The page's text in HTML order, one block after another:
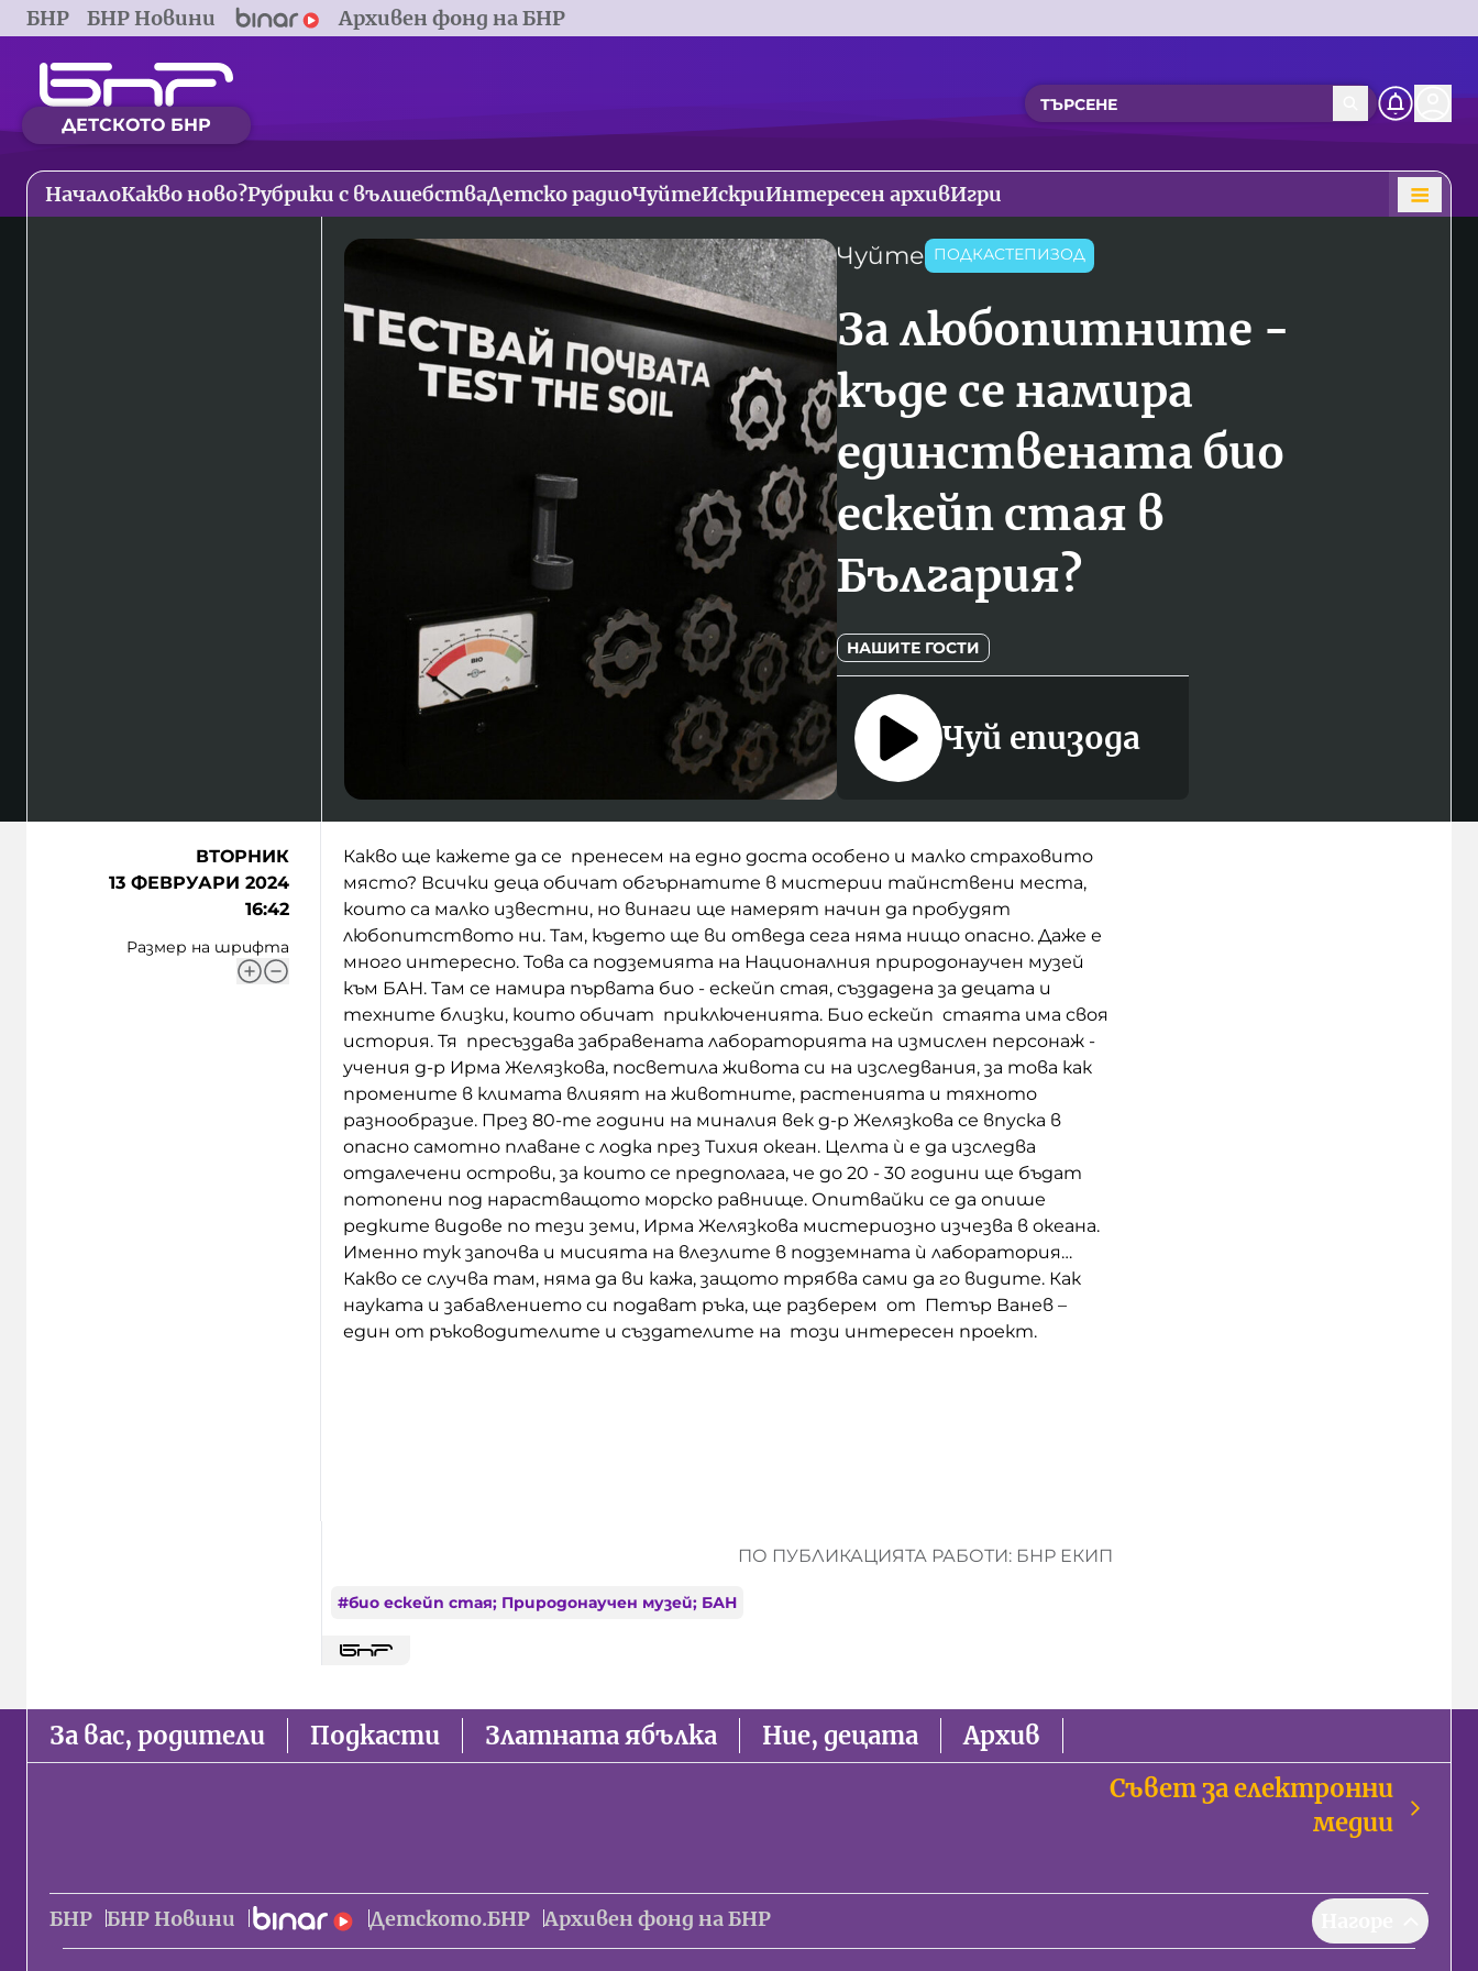
БНР БНР Новини Архивен фонд на БНР
ДЕТСКОТО БНР
НачалоКакво ново?Рубрики с вълшебстваДетско радиоЧуйтеИскриИнтересен архивИгри
Чуйте ПОДКАСТЕПИЗОД
За любопитните -
къде се намира
единствената био
ескейп стая в
България?
НАШИТЕ ГОСТИ
Чуй епизода
ВТОРНИК
13 ФЕВРУАРИ 2024
16:42
Размер на шрифта
Какво ще кажете да се пренесем на едно доста особено и малко страховито
място? Всички деца обичат обгърнатите в мистерии тайнствени места,
които са малко известни, но винаги ще намерят начин да пробудят
любопитството ни. Там, където ще ви отведа сега няма нищо опасно. Даже е
много интересно. Това са подземията на Националния природонаучен музей
към БАН. Там се намира първата био - ескейп стая, създадена за децата и
техните близки, които обичат приключенията. Био ескейп стаята има своя
история. Тя пресъздава забравената лабораторията на измислен персонаж -
учения д-р Ирма Желязкова, посветила живота си на изследвания, за това как
промените в климата влияят на животните, растенията и тяхното
разнообразие. През 80-те години на миналия век д-р Желязкова се впуска в
опасно самотно плаване с лодка през Тихия океан. Целта ѝ е да изследва
отдалечени острови, за които се предполага, че до 20 - 30 години ще бъдат
потопени под нарастващото морско равнище. Опитвайки се да опише
редките видове по тези земи, Ирма Желязкова мистериозно изчезва в океана.
Именно тук започва и мисията на влезлите в подземната ѝ лаборатория…
Какво се случва там, няма да ви кажа, защото трябва сами да го видите. Как
науката и забавлението си подават ръка, ще разберем от Петър Ванев –
един от ръководителите и създателите на този интересен проект.
ПО ПУБЛИКАЦИЯТА РАБОТИ: БНР ЕКИП
#био ескейп стая; Природонаучен музей; БАН
За вас, родители Подкасти Златната ябълка Ние, децата
Архив
Съвет за електронни
медии
БНР БНР Новини Детското.БНР Архивен фонд на БНР